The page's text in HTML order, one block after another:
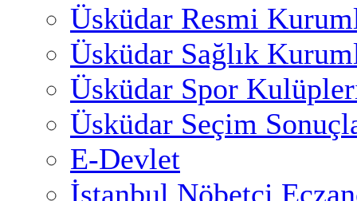
Üsküdar Resmi
Üsküdar Sağlık
Üsküdar Spor
Üsküdar Seçim
E-Devlet
İstanbul Nöbetçi